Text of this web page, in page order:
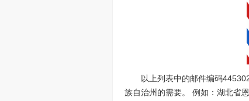
以上列表中的邮件编码
族自治州的需要。 例如：湖北省